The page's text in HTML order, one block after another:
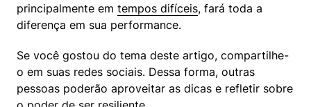
principalmente em tempos difíceis, fará toda a
diferença em sua performance.
Se você gostou do tema deste artigo, compartilhe-
o em suas redes sociais. Dessa forma, outras
pessoas poderão aproveitar as dicas e refletir sobre